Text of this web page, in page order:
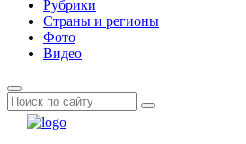
Рубрики
Страны и регионы
Фото
Видео